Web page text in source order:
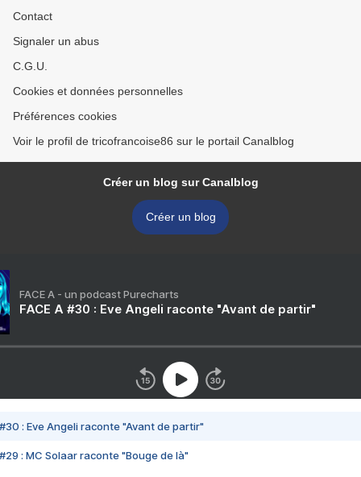
Contact
Signaler un abus
C.G.U.
Cookies et données personnelles
Préférences cookies
Voir le profil de tricofrancoise86 sur le portail Canalblog
Créer un blog sur Canalblog
Créer un blog
FACE A - un podcast Purecharts
FACE A #30 : Eve Angeli raconte "Avant de partir"
#30 : Eve Angeli raconte "Avant de partir"
#29 : MC Solaar raconte "Bouge de là"